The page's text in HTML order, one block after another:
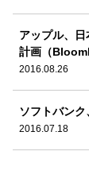
アップル、
計画（
2016.08.26
ソフトバンク
2016.07.18